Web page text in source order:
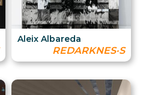
Aleix Albareda
REDARKNES·S